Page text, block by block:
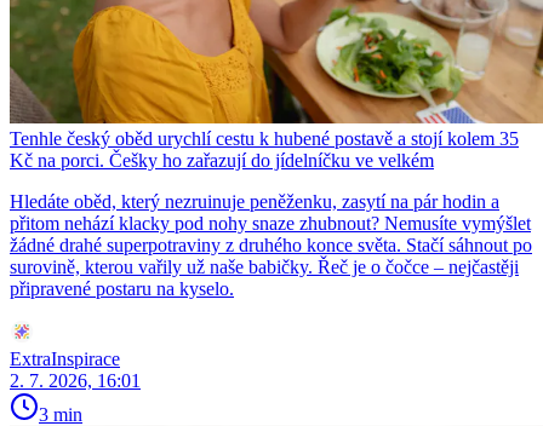
Tenhle český oběd urychlí cestu k hubené postavě a stojí kolem 35
Kč na porci. Češky ho zařazují do jídelníčku ve velkém
Hledáte oběd, který nezruinuje peněženku, zasytí na pár hodin a
přitom nehází klacky pod nohy snaze zhubnout? Nemusíte vymýšlet
žádné drahé superpotraviny z druhého konce světa. Stačí sáhnout po
surovině, kterou vařily už naše babičky. Řeč je o čočce – nejčastěji
připravené postaru na kyselo.
ExtraInspirace
2. 7. 2026, 16:01
3 min